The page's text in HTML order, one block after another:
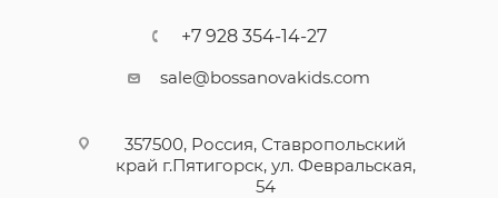
+7 928 354-14-27
sale@bossanovakids.com
357500, Россия, Ставропольский
край г.Пятигорск, ул. Февральская,
54